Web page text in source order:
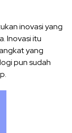
inovasi yang
Inovasi itu
yang
pun sudah